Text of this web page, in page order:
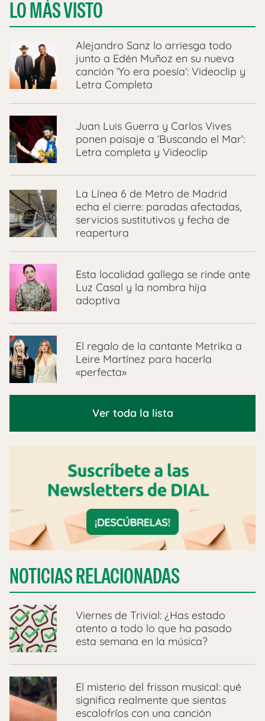
LO MÁS VISTO
Alejandro Sanz lo arriesga todo
junto a Edén Muñoz en su nueva
canción ‘Yo era poesía’: Videoclip y
Letra Completa
Juan Luis Guerra y Carlos Vives
ponen paisaje a ‘Buscando el Mar’:
Letra completa y Videoclip
La Línea 6 de Metro de Madrid
echa el cierre: paradas afectadas,
servicios sustitutivos y fecha de
reapertura
Esta localidad gallega se rinde ante
Luz Casal y la nombra hija
adoptiva
El regalo de la cantante Metrika a
Leire Martínez para hacerla
«perfecta»
Ver toda la lista
NOTICIAS RELACIONADAS
Viernes de Trivial: ¿Has estado
atento a todo lo que ha pasado
esta semana en la música?
El misterio del frisson musical: qué
significa realmente que sientas
escalofríos con una canción